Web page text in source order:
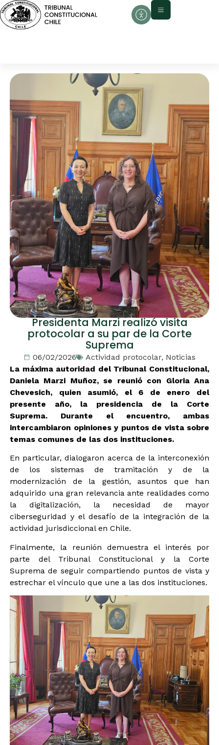
Presidenta Marzi realizó visita
protocolar a su par de la Corte
Suprema
06/02/2026 Actividad protocolar, Noticias
La máxima autoridad del Tribunal Constitucional,
Daniela Marzi Muñoz, se reunió con Gloria Ana
Chevesich, quien asumió, el 6 de enero del
presente año, la presidencia de la Corte
Suprema. Durante el encuentro, ambas
intercambiaron opiniones y puntos de vista sobre
temas comunes de las dos instituciones.
En particular, dialogaron acerca de la interconexión
de los sistemas de tramitación y de la
modernización de la gestión, asuntos que han
adquirido una gran relevancia ante realidades como
la digitalización, la necesidad de mayor
ciberseguridad y el desafío de la integración de la
actividad jurisdiccional en Chile.
Finalmente, la reunión demuestra el interés por
parte del Tribunal Constitucional y la Corte
Suprema de seguir compartiendo puntos de vista y
estrechar el vínculo que une a las dos instituciones.